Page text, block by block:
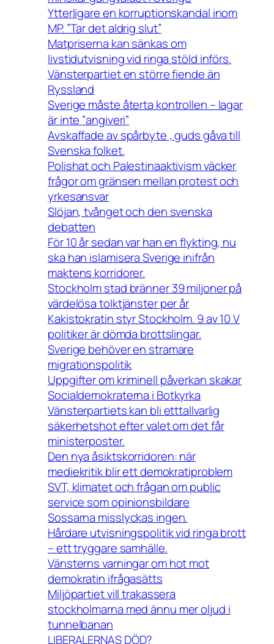
Ytterligare en korruptionskandal inom
MP. ”Tar det aldrig slut”
Matpriserna kan sänkas om
livstidutvisning vid ringa stöld införs.
Vänsterpartiet en större fiende än
Ryssland
Sverige måste återta kontrollen – lagar
är inte ”angiveri”
Avskaffade av spårbyte , guds gåva till
Svenska folket.
Polishat och Palestinaaktivism väcker
frågor om gränsen mellan protest och
yrkesansvar
Slöjan, tvånget och den svenska
debatten
För 10 år sedan var han en flykting, nu
ska han islamisera Sverige inifrån
maktens korridorer.
Stockholm stad bränner 39 miljoner på
värdelösa tolktjänster per år
Kakistokratin styr Stockholm. 9 av 10 V
politiker är dömda brottslingar.
Sverige behöver en stramare
migrationspolitik
Uppgifter om kriminell påverkan skakar
Socialdemokraterna i Botkyrka
Vänsterpartiets kan bli etttallvarlig
säkerhetshot efter valet om det får
ministerposter.
Den nya åsiktskorridoren: när
mediekritik blir ett demokratiproblem
SVT, klimatet och frågan om public
service som opinionsbildare
Sossarna misslyckas ingen.
Hårdare utvisningspolitik vid ringa brott
– ett tryggare samhälle.
Vänsterns varningar om hot mot
demokratin ifrågasätts
Miljöpartiet vill trakassera
stockholmarna med ännu mer oljud i
tunnelbanan
LIBERALERNAS DÖD?